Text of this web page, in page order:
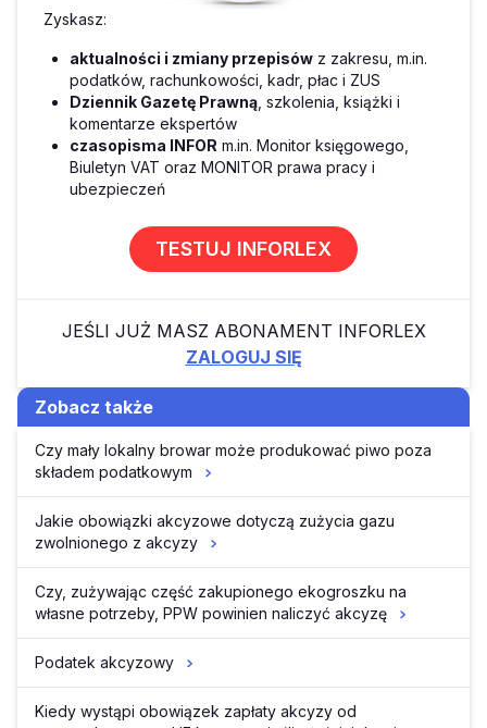
Zyskasz:
aktualności i zmiany przepisów z zakresu, m.in.
podatków, rachunkowości, kadr, płac i ZUS
Dziennik Gazetę Prawną , szkolenia, książki i
komentarze ekspertów
czasopisma INFOR m.in. Monitor księgowego,
Biuletyn VAT oraz MONITOR prawa pracy i
ubezpieczeń
TESTUJ INFORLEX
JEŚLI JUŻ MASZ ABONAMENT INFORLEX
ZALOGUJ SIĘ
Zobacz także
Czy mały lokalny browar może produkować piwo poza
składem podatkowym
Jakie obowiązki akcyzowe dotyczą zużycia gazu
zwolnionego z akcyzy
Czy, zużywając część zakupionego ekogroszku na
własne potrzeby, PPW powinien naliczyć akcyzę
Podatek akcyzowy
Kiedy wystąpi obowiązek zapłaty akcyzy od